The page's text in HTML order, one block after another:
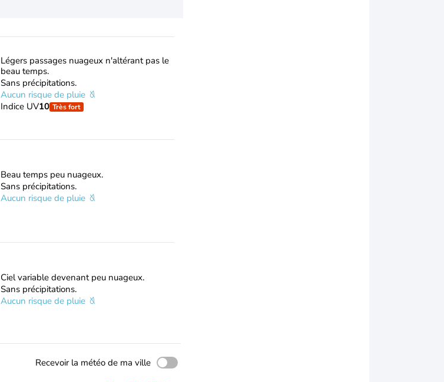
Légers passages nuageux n'altérant pas le
beau temps.
Sans précipitations.
Aucun risque de pluie
Indice UV10 Très fort
Beau temps peu nuageux.
Sans précipitations.
Aucun risque de pluie
Ciel variable devenant peu nuageux.
Sans précipitations.
Aucun risque de pluie
Recevoir la météo de ma ville